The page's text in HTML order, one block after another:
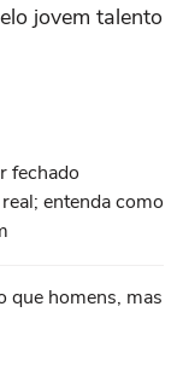
jovem talento
fechado
entenda como
que homens, mas